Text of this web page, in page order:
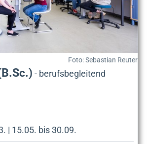
Foto: Sebastian Reuter
- berufsbegleitend
| 15.05. bis 30.09.